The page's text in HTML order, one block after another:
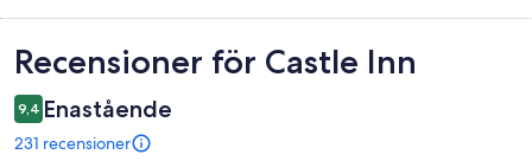
Recensioner
Recensioner för Castle Inn
9,4 Enastående
231 recensioner